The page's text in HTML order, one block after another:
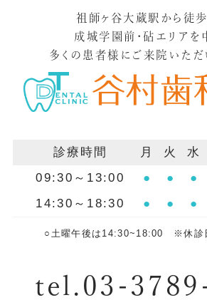
祖師ヶ谷大蔵駅から徒歩
成城学園前・砧エリアを
多くの患者様にご来院いただ
診療時間 月 火 水
09:30～13:00
● ● ●
14:30～18:30
● ● ●
○土曜午後は14:30~18:00 ※休診
tel.03-